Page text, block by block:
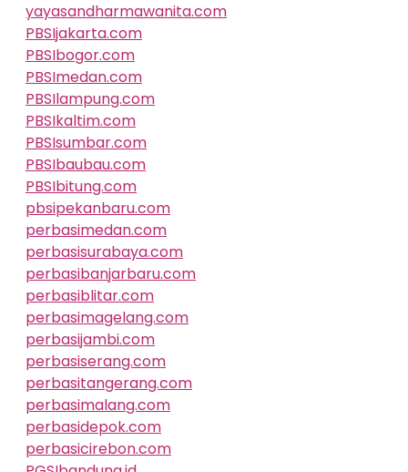
yayasandharmawanita.com
PBSIjakarta.com
PBSIbogor.com
PBSImedan.com
PBSIlampung.com
PBSIkaltim.com
PBSIsumbar.com
PBSIbaubau.com
PBSIbitung.com
pbsipekanbaru.com
perbasimedan.com
perbasisurabaya.com
perbasibanjarbaru.com
perbasiblitar.com
perbasimagelang.com
perbasijambi.com
perbasiserang.com
perbasitangerang.com
perbasimalang.com
perbasidepok.com
perbasicirebon.com